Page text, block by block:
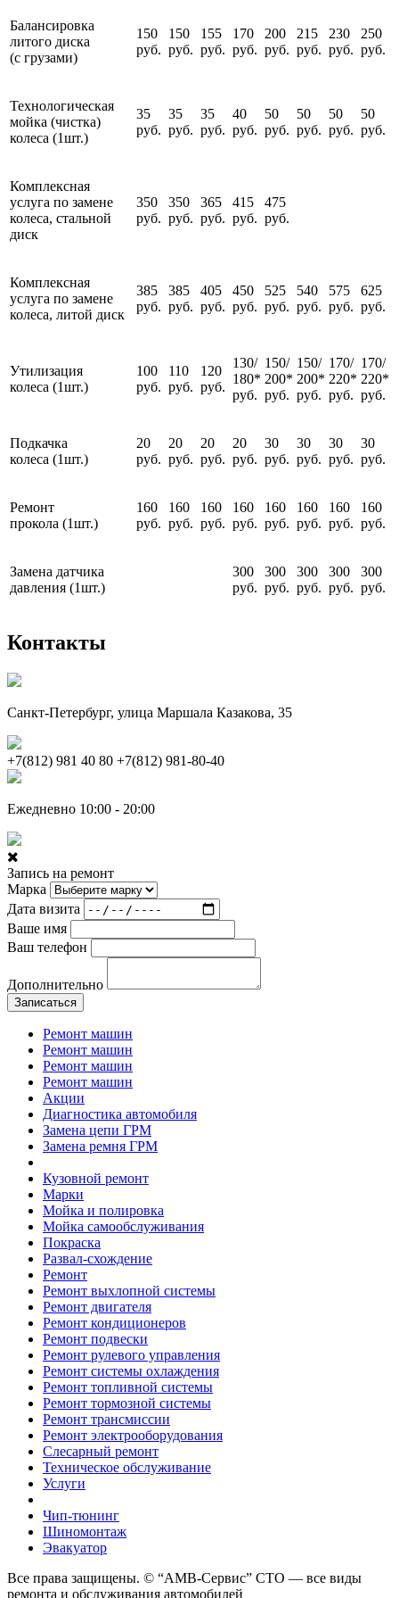
Балансировка
литого диска
(с грузами)
150
руб.
150
руб.
155
руб.
170
руб.
200
руб.
215
руб.
230
руб.
250
руб.
Технологическая
мойка (чистка)
колеса (1шт.)
35
руб.
35
руб.
35
руб.
40
руб.
50
руб.
50
руб.
50
руб.
50
руб.
Комплексная
услуга по замене
колеса, стальной
диск
350
руб.
350
руб.
365
руб.
415
руб.
475
руб.
Комплексная
услуга по замене
колеса, литой диск
385
руб.
385
руб.
405
руб.
450
руб.
525
руб.
540
руб.
575
руб.
625
руб.
Утилизация
колеса (1шт.)
100
руб.
110
руб.
120
руб.
130/
180*
руб.
150/
200*
руб.
150/
200*
руб.
170/
220*
руб.
170/
220*
руб.
Подкачка
колеса (1шт.)
20
руб.
20
руб.
20
руб.
20
руб.
30
руб.
30
руб.
30
руб.
30
руб.
Ремонт
прокола (1шт.)
160
руб.
160
руб.
160
руб.
160
руб.
160
руб.
160
руб.
160
руб.
160
руб.
Замена датчика
давления (1шт.)
300
руб.
300
руб.
300
руб.
300
руб.
300
руб.
Контакты
Санкт-Петербург, улица Маршала Казакова, 35
+7(812) 981 40 80 +7(812) 981-80-40
Ежедневно 10:00 - 20:00
Запись на ремонт
Марка
Дата визита
Ваше имя
Ваш телефон
Дополнительно
Записаться
Ремонт машин
Ремонт машин
Ремонт машин
Ремонт машин
Акции
Диагностика автомобиля
Замена цепи ГРМ
Замена ремня ГРМ
Кузовной ремонт
Марки
Мойка и полировка
Мойка самообслуживания
Покраска
Развал-схождение
Ремонт
Ремонт выхлопной системы
Ремонт двигателя
Ремонт кондиционеров
Ремонт подвески
Ремонт рулевого управления
Ремонт системы охлаждения
Ремонт топливной системы
Ремонт тормозной системы
Ремонт трансмиссии
Ремонт электрооборудования
Слесарный ремонт
Техническое обслуживание
Услуги
Чип-тюнинг
Шиномонтаж
Эвакуатор
Все права защищены. © “АМВ-Сервис” СТО — все виды
ремонта и обслуживания автомобилей